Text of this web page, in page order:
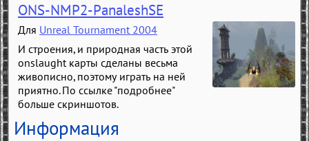
ONS-NMP2-PanaleshSE
Для Unreal Tournament 2004
И строения, и природная часть этой
onslaught карты сделаны весьма
живописно, поэтому играть на ней
приятно. По ссылке "подробнее"
больше скриншотов.
Информация